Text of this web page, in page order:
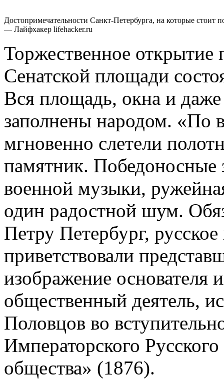
Достопримечательности Санкт-Петербурга, на которые стоит
— Лайфхакер lifehacker.ru
Торжественное открытие
Сенатской площади
Вся площадь, окна и
заполнены народом. «По
мгновенно слетели
памятник. Победоносные
военной музыки,
один радостной шум.
Петру Петербург,
приветствовали
изображение основателя
общественный деятель,
Половцов во
Императорского
общества» (1876).